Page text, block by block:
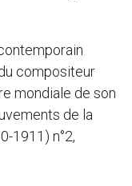
compositeur
mondiale de son
de la
1911) n°2,